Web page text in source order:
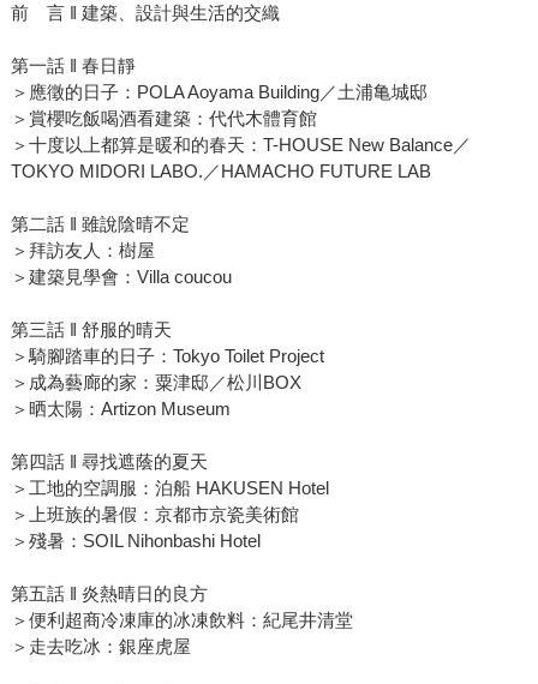
前 言 ‖ 建築、設計與生活的交織
第一話 ‖ 春日靜
＞應徵的日子：POLA Aoyama Building／土浦亀城邸
＞賞櫻吃飯喝酒看建築：代代木體育館
＞十度以上都算是暖和的春天：T-HOUSE New Balance／
TOKYO MIDORI LABO.／HAMACHO FUTURE LAB
第二話 ‖ 雖說陰晴不定
＞拜訪友人：樹屋
＞建築見學會：Villa coucou
第三話 ‖ 舒服的晴天
＞騎腳踏車的日子：Tokyo Toilet Project
＞成為藝廊的家：粟津邸／松川BOX
＞晒太陽：Artizon Museum
第四話 ‖ 尋找遮蔭的夏天
＞工地的空調服：泊船 HAKUSEN Hotel
＞上班族的暑假：京都市京瓷美術館
＞殘暑：SOIL Nihonbashi Hotel
第五話 ‖ 炎熱晴日的良方
＞便利超商冷凍庫的冰凍飲料：紀尾井清堂
＞走去吃冰：銀座虎屋